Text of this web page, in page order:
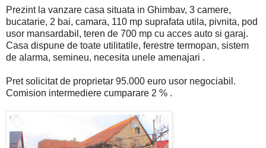
Prezint la vanzare casa situata in Ghimbav, 3 camere,
bucatarie, 2 bai, camara, 110 mp suprafata utila, pivnita, pod
usor mansardabil, teren de 700 mp cu acces auto si garaj.
Casa dispune de toate utilitatile, ferestre termopan, sistem
de alarma, semineu, necesita unele amenajari .
Pret solicitat de proprietar 95.000 euro usor negociabil.
Comision intermediere cumparare 2 % .